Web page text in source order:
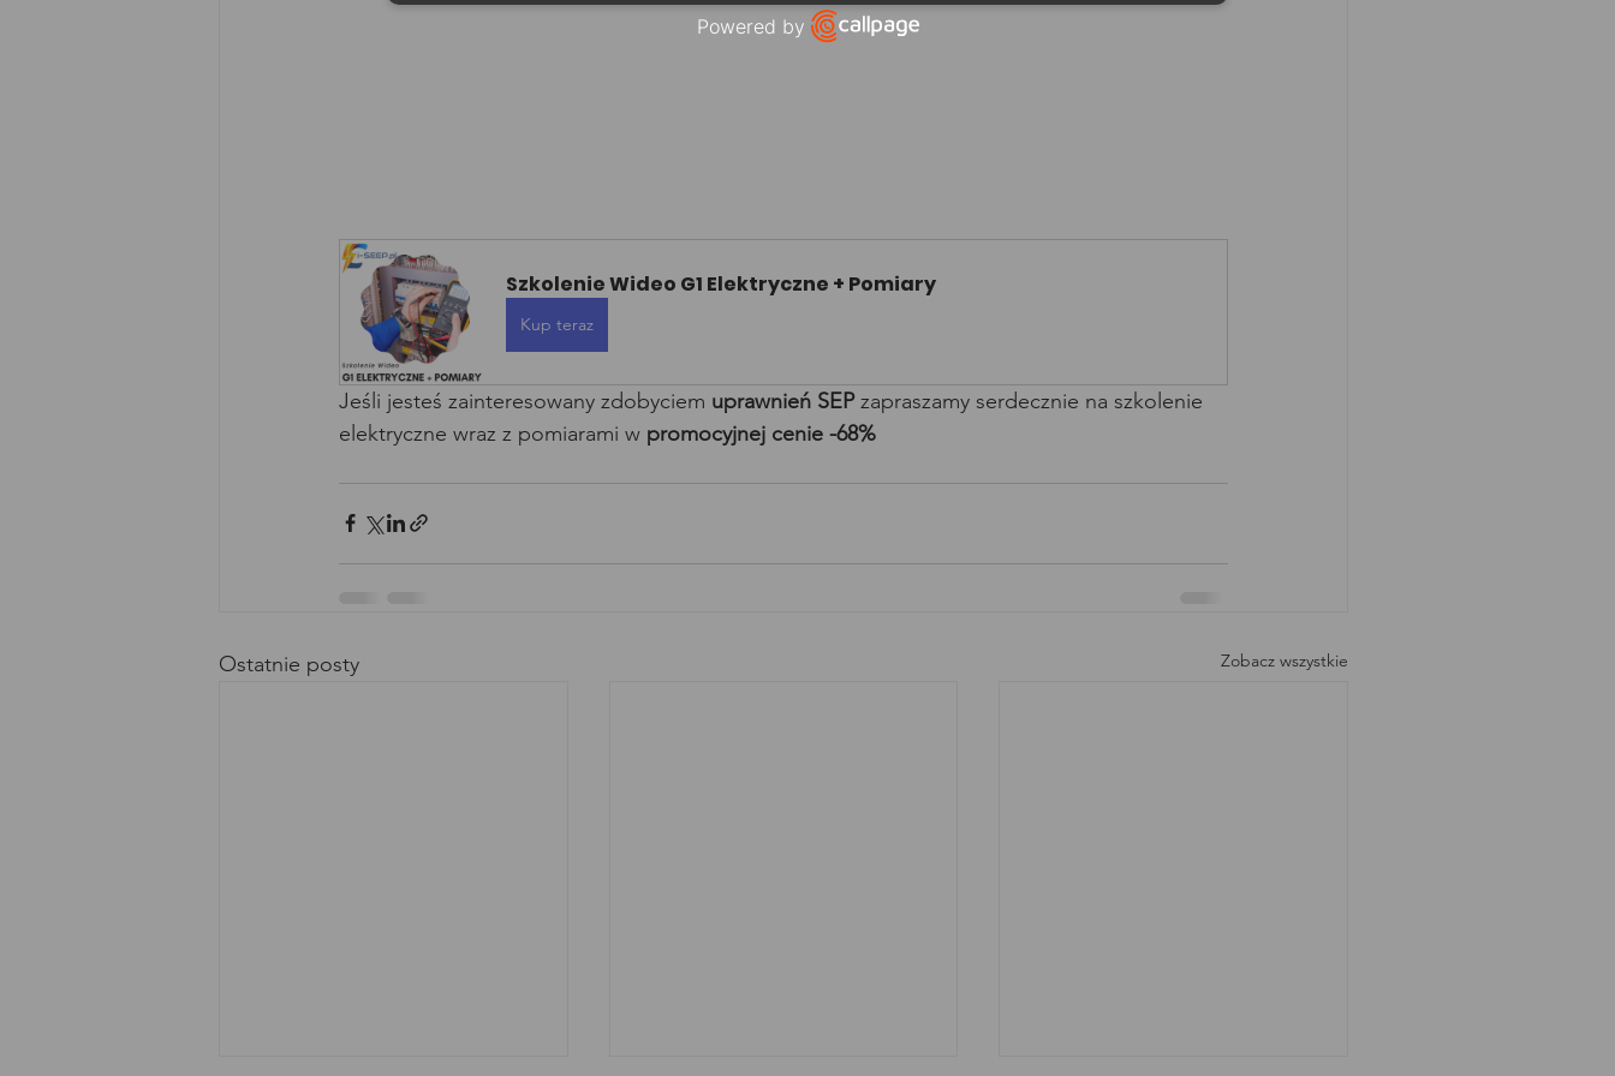
Szkolenie Wideo G1 Elektryczne + Pomiary
Kup teraz
Jeśli jesteś zainteresowany zdobyciem uprawnień SEP zapraszamy serdecznie na szkolenie
elektryczne wraz z pomiarami w promocyjnej cenie -68%
Ostatnie posty Zobacz wszystkie
Powered by